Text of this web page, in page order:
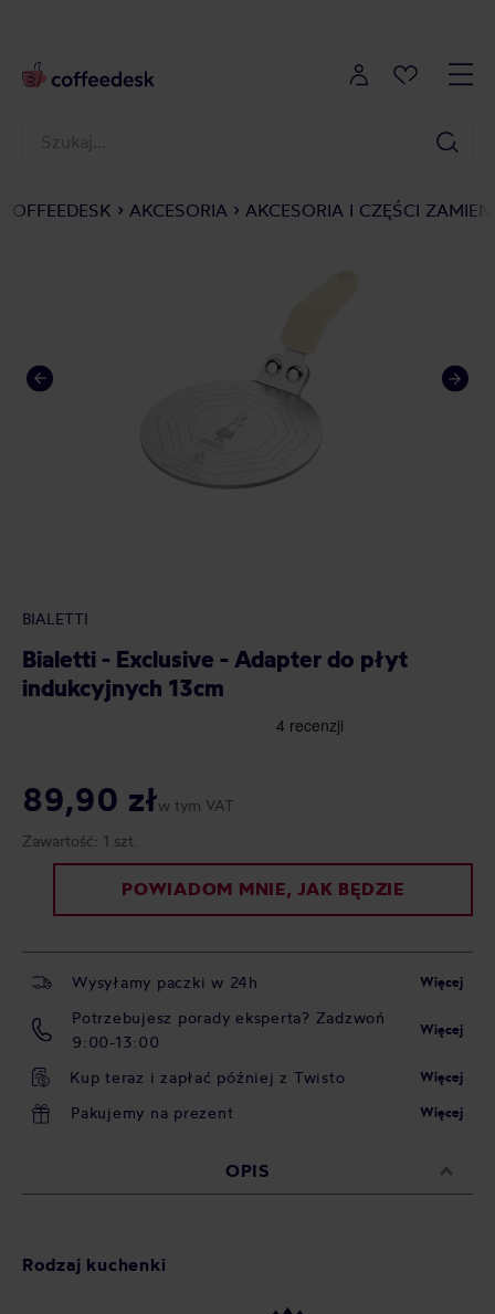
COFFEEDESK AKCESORIA AKCESORIA I CZĘŚCI
BIALETTI
Bialetti - Exclusive - Adapter do płyt
indukcyjnych 13cm
89,90 złw tym VAT
Zawartość: 1 szt.
POWIADOM MNIE, JAK BĘDZIE
Wysyłamy paczki w 24h Więcej
Potrzebujesz porady eksperta? Zadzwoń
9:00-13:00
Więcej
Kup teraz i zapłać później z Twisto Więcej
Pakujemy na prezent Więcej
OPIS
Rodzaj kuchenki